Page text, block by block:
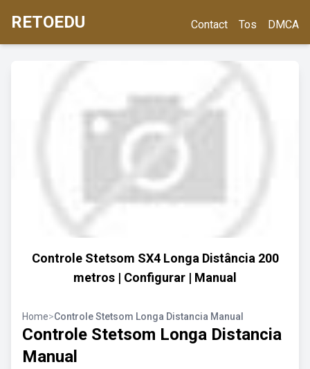
RETOEDU Contact Tos DMCA
Controle Stetsom SX4 Longa Distância 200
metros | Configurar | Manual
Home>Controle Stetsom Longa Distancia Manual
Controle Stetsom Longa Distancia
Manual